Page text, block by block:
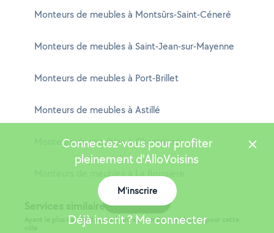
Monteurs de meubles à Montsûrs-Saint-Céneré
Monteurs de meubles à Saint-Jean-sur-Mayenne
Monteurs de meubles à Port-Brillet
Monteurs de meubles à Astillé
Monteurs de meubles à Chantrigné
Monteurs de meubles à La Boissière
Services similaires à Changé
Ayant le plus de résultats et étant de la même catégorie, pour cette
Connectez-vous pour profiter
pleinement d'AlloVoisins
M'inscrire
Déjà inscrit ? Me connecter